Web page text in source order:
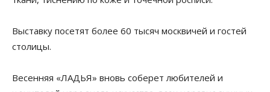
Выставку посетят более 60 тысяч москвичей и гостей
столицы.
Весенняя «ЛАДЬЯ» вновь соберет любителей и